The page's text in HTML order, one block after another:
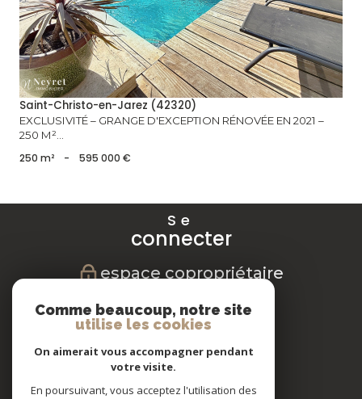
Saint-Christo-en-Jarez (42320)
EXCLUSIVITÉ – GRANGE D'EXCEPTION RÉNOVÉE EN 2021 –
250 M²...
250 m² - 595 000 €
Se
connecter
espace copropriétaire
Nous
suivre
Comme beaucoup, notre site
utilise les cookies
On aimerait vous accompagner pendant
votre visite.
En poursuivant, vous acceptez l'utilisation des